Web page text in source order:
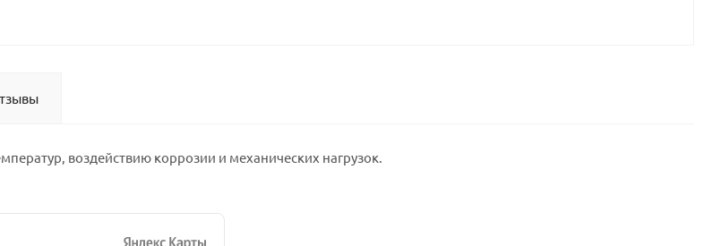
воздействию коррозии и механических нагрузок.